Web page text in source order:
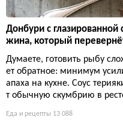
Донбури с
жина, который
Думаете, готовить рыбу
ет обратное: минимум
апаха на кухне. Соус
т обычную скумбрию в
Еда и рецепты 13 088